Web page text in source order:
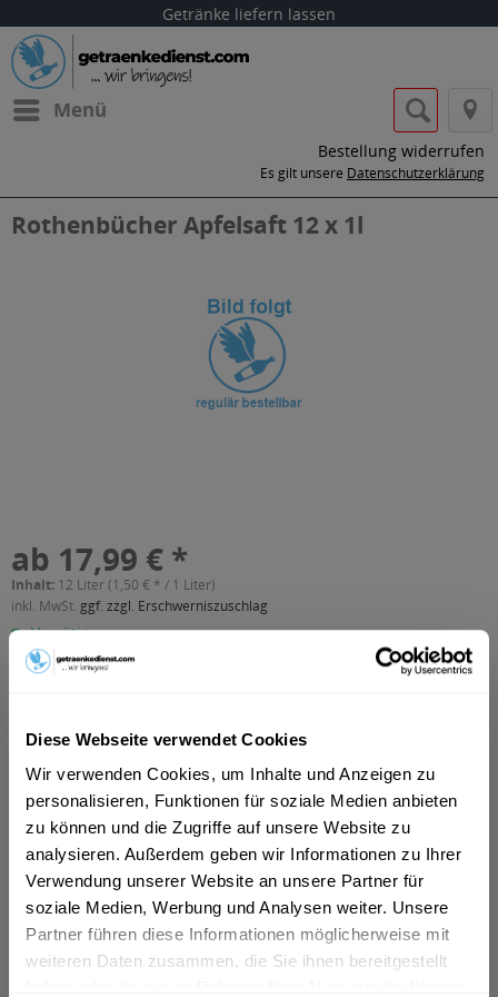
Diese Webseite verwendet Cookies
Wir verwenden Cookies, um Inhalte und Anzeigen zu
personalisieren, Funktionen für soziale Medien anbieten
zu können und die Zugriffe auf unsere Website zu
analysieren. Außerdem geben wir Informationen zu Ihrer
Verwendung unserer Website an unsere Partner für
soziale Medien, Werbung und Analysen weiter. Unsere
Partner führen diese Informationen möglicherweise mit
weiteren Daten zusammen, die Sie ihnen bereitgestellt
Getränke liefern lassen
Menü
Bestellung widerrufen
Es gilt unsere Datenschutzerklärung
Rothenbücher Apfelsaft 12 x 1l
ab 17,99 € *
Inhalt: 12 Liter (1,50 € * / 1 Liter)
inkl. MwSt. ggf. zzgl. Erschwerniszuschlag
Vorrätig
MEHRWEG
In denWarenkorb
Artikel-Nr.:
32403
Verfügbar in:
Frankfurt am Main,Hanau ,Oberursel ,Dreieich,Maintal ,Neu-
Isenburg,Bad Vilbel,Eschborn,Bruchköbel, Erlensee ,
Hammersbach, Langenselbold Neuberg Offenbach
Rodenbach,Steinbach (Taunus)
Beschreibung